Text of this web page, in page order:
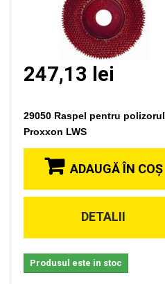
247,13 lei
29050 Raspel pentru polizorul
Proxxon LWS
ADAUGĂ ÎN COŞ
DETALII
Produsul este in stoc